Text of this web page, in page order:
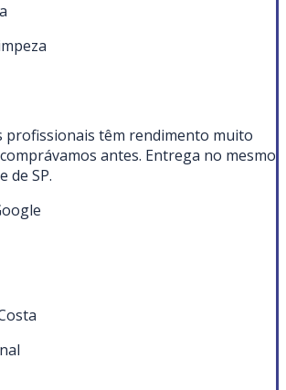
profissionais têm rendimento muito
antes. Entrega no mesmo
de SP.